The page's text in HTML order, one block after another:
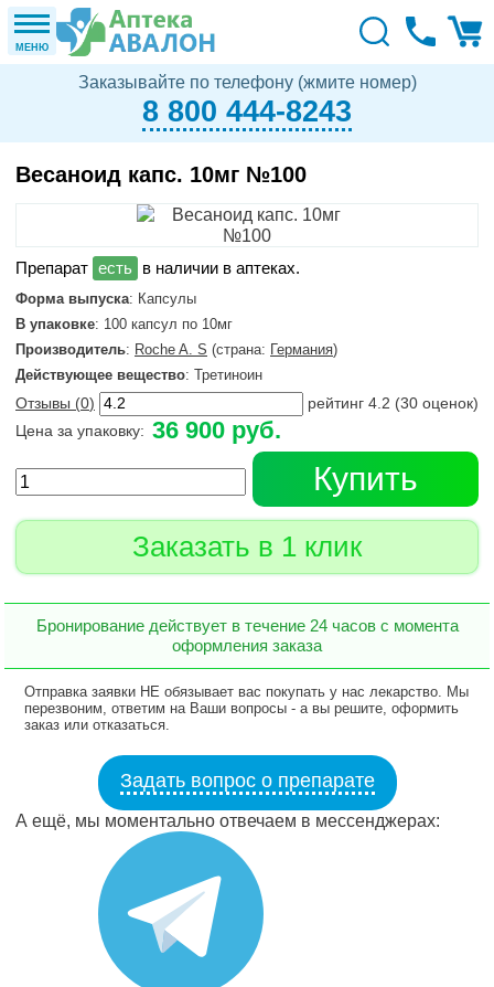
МЕНЮ
Заказывайте по телефону (жмите номер)
8 800 444-8243
Весаноид капс. 10мг №100
в наличии в аптеках.
Форма выпуска: Капсулы
В упаковке: 100 капсул по 10мг
Производитель: Roche A. S (страна: Германия)
Действующее вещество: Третиноин
Отзывы (0) рейтинг 4.2 (30 оценок)
Цена за упаковку: 36 900 руб.
Купить
Заказать в 1 клик
Бронирование действует в течение 24 часов с момента
оформления заказа
Отправка заявки НЕ обязывает вас покупать у нас лекарство. Мы
перезвоним, ответим на Ваши вопросы - а вы решите, оформить
заказ или отказаться.
Задать вопрос о препарате
А ещё, мы моментально отвечаем в мессенджерах: